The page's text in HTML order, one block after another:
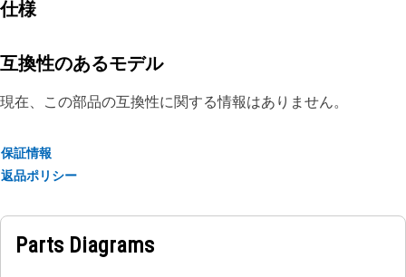
仕様
互換性のあるモデル
現在、この部品の互換性に関する情報はありません。
保証情報
返品ポリシー
Parts Diagrams